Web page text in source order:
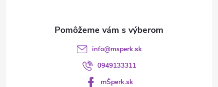
info@msperk.sk
0949133311
mŠperk.sk